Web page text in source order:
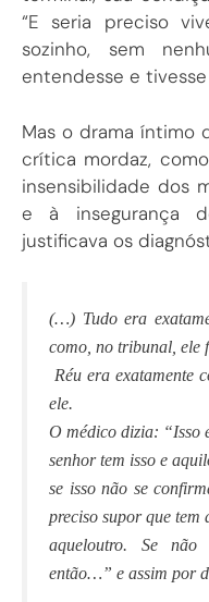
“E seria preciso
sozinho, sem
entendesse e
Mas o drama íntimo
crítica mordaz,
insensibilidade dos
e à insegurança
justificava os
(…) Tudo era
como, no tribunal, ele
Réu era exatamente
ele.
O médico dizia: “Isso
senhor tem isso e
se isso não se
preciso supor que tem
aqueloutro. Se não
então…” e assim por